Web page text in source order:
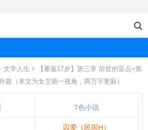
文学人生
【重返17岁】第三章 前世的盲点+第
篇（本文为女主第一视角，两万字更新）
7色小说
囚爱（民国H）